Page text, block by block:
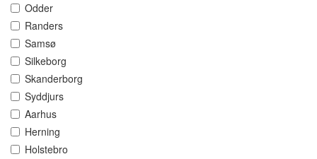
Odder
Randers
Samsø
Silkeborg
Skanderborg
Syddjurs
Aarhus
Herning
Holstebro